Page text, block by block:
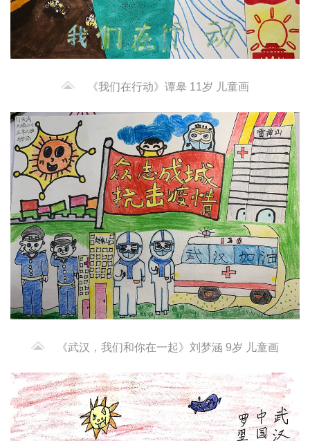
《我们在行动》谭皋 11岁 儿童画
《武汉，我们和你在一起》刘梦涵 9岁 儿童画